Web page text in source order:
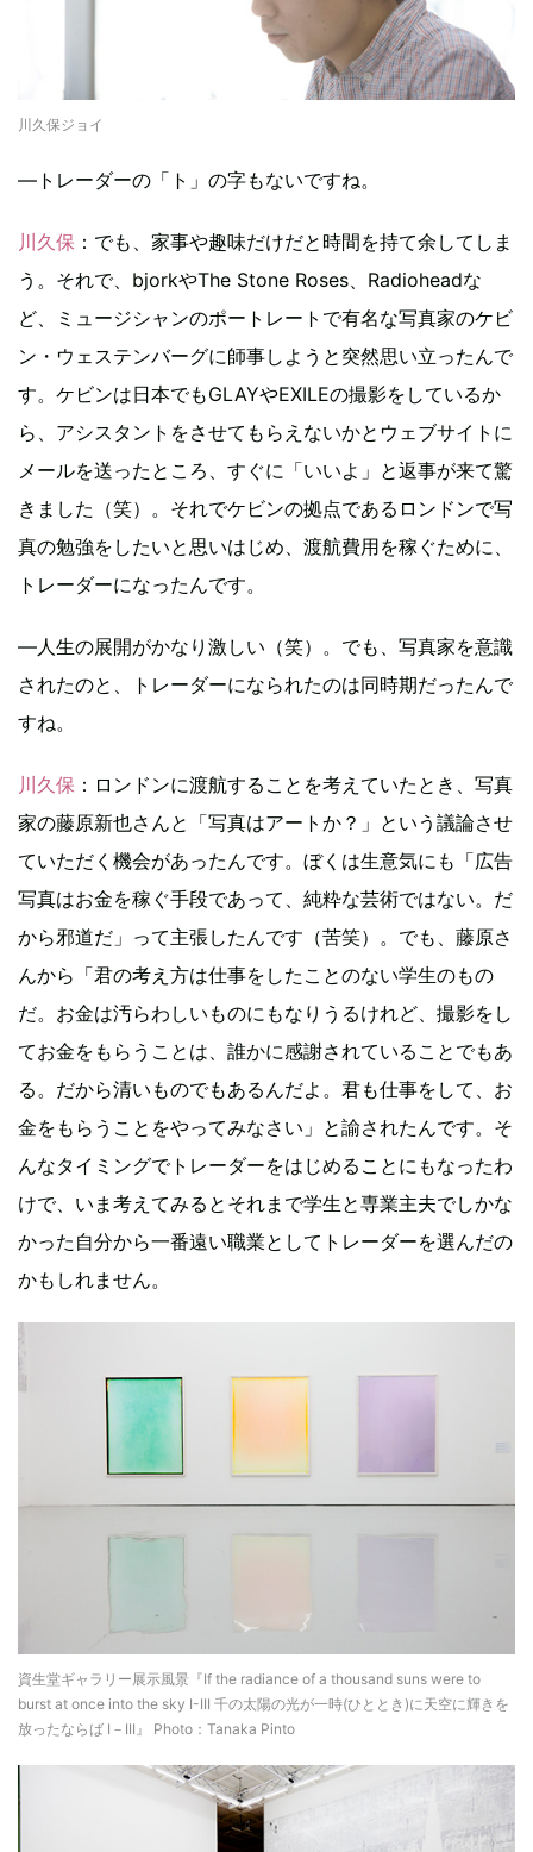
川久保ジョイ
―トレーダーの「ト」の字もないですね。
川久保 ：でも、家事や趣味だけだと時間を持て余してしま
う。それで、bjorkやThe Stone Roses、Radioheadな
ど、ミュージシャンのポートレートで有名な写真家のケビ
ン・ウェステンバーグに師事しようと突然思い立ったんで
す。ケビンは日本でもGLAYやEXILEの撮影をしているか
ら、アシスタントをさせてもらえないかとウェブサイトに
メールを送ったところ、すぐに「いいよ」と返事が来て驚
きました（笑）。それでケビンの拠点であるロンドンで写
真の勉強をしたいと思いはじめ、渡航費用を稼ぐために、
トレーダーになったんです。
―人生の展開がかなり激しい（笑）。でも、写真家を意識
されたのと、トレーダーになられたのは同時期だったんで
すね。
川久保 ：ロンドンに渡航することを考えていたとき、写真
家の藤原新也さんと「写真はアートか？」という議論させ
ていただく機会があったんです。ぼくは生意気にも「広告
写真はお金を稼ぐ手段であって、純粋な芸術ではない。だ
から邪道だ」って主張したんです（苦笑）。でも、藤原さ
んから「君の考え方は仕事をしたことのない学生のもの
だ。お金は汚らわしいものにもなりうるけれど、撮影をし
てお金をもらうことは、誰かに感謝されていることでもあ
る。だから清いものでもあるんだよ。君も仕事をして、お
金をもらうことをやってみなさい」と諭されたんです。そ
んなタイミングでトレーダーをはじめることにもなったわ
けで、いま考えてみるとそれまで学生と専業主夫でしかな
かった自分から一番遠い職業としてトレーダーを選んだの
かもしれません。
資生堂ギャラリー展示風景『If the radiance of a thousand suns were to
burst at once into the sky I-III 千の太陽の光が一時(ひととき)に天空に輝きを
放ったならば I－III』 Photo：Tanaka Pinto